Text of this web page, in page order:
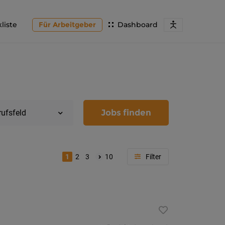
Dashboard
Für Arbeitgeber
Jobs finden
1 2 3 10